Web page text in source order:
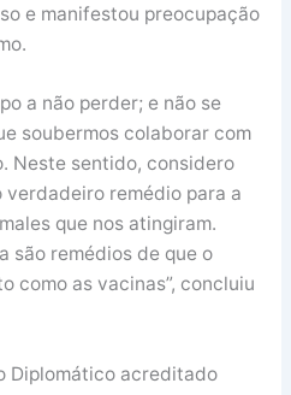
e manifestou preocupação
a não perder; e não se
soubermos colaborar com
Neste sentido, considero
remédio para a
que nos atingiram.
são remédios de que o
como as vacinas”, concluiu
Diplomático acreditado